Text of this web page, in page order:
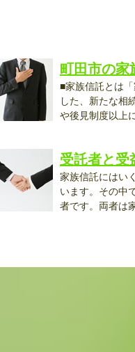
町田市の家
■家族信託とは
した、新たな相
や後見制度以上
受託者と受
家族信託にはい
います。その中
者です。両者は